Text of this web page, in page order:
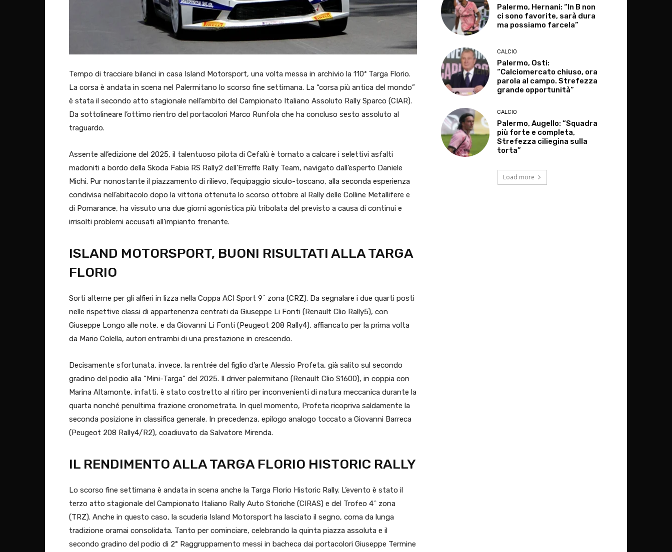
Tempo di tracciare bilanci in casa Island Motorsport, una volta messa in archivio la 110ª Targa Florio.
La corsa è andata in scena nel Palermitano lo scorso fine settimana. La “corsa più antica del mondo”
è stata il secondo atto stagionale nell’ambito del Campionato Italiano Assoluto Rally Sparco (CIAR).
Da sottolineare l’ottimo rientro del portacolori Marco Runfola che ha concluso sesto assoluto al
traguardo.
Assente all’edizione del 2025, il talentuoso pilota di Cefalù è tornato a calcare i selettivi asfalti
madoniti a bordo della Skoda Fabia RS Rally2 dell’Erreffe Rally Team, navigato dall’esperto Daniele
Michi. Pur nonostante il piazzamento di rilievo, l’equipaggio siculo-toscano, alla seconda esperienza
condivisa nell’abitacolo dopo la vittoria ottenuta lo scorso ottobre al Rally delle Colline Metallifere e
di Pomarance, ha vissuto una due giorni agonistica più tribolata del previsto a causa di continui e
irrisolti problemi accusati all’impianto frenante.
ISLAND MOTORSPORT, BUONI RISULTATI ALLA TARGA
FLORIO
Sorti alterne per gli alfieri in lizza nella Coppa ACI Sport 9^ zona (CRZ). Da segnalare i due quarti posti
nelle rispettive classi di appartenenza centrati da Giuseppe Li Fonti (Renault Clio Rally5), con
Giuseppe Longo alle note, e da Giovanni Li Fonti (Peugeot 208 Rally4), affiancato per la prima volta
da Mario Colella, autori entrambi di una prestazione in crescendo.
Decisamente sfortunata, invece, la rentrée del figlio d’arte Alessio Profeta, già salito sul secondo
gradino del podio alla “Mini-Targa” del 2025. Il driver palermitano (Renault Clio S1600), in coppia con
Marina Altamonte, infatti, è stato costretto al ritiro per inconvenienti di natura meccanica durante la
quarta nonché penultima frazione cronometrata. In quel momento, Profeta ricopriva saldamente la
seconda posizione in classifica generale. In precedenza, epilogo analogo toccato a Giovanni Barreca
(Peugeot 208 Rally4/R2), coadiuvato da Salvatore Mirenda.
IL RENDIMENTO ALLA TARGA FLORIO HISTORIC RALLY
Lo scorso fine settimana è andata in scena anche la Targa Florio Historic Rally. L’evento è stato il
terzo atto stagionale del Campionato Italiano Rally Auto Storiche (CIRAS) e del Trofeo 4^ zona
(TRZ). Anche in questo caso, la scuderia Island Motorsport ha lasciato il segno, coma da lunga
tradizione oramai consolidata. Tanto per cominciare, celebrando la quinta piazza assoluta e il
secondo gradino del podio di 2° Raggruppamento messi in bacheca dai portacolori Giuseppe Termine
Palermo, Hernani: “In B non
ci sono favorite, sarà dura
ma possiamo farcela”
CALCIO
Palermo, Osti:
“Calciomercato chiuso, ora
parola al campo. Strefezza
grande opportunità”
CALCIO
Palermo, Augello: “Squadra
più forte e completa,
Strefezza ciliegina sulla
torta”
Load more